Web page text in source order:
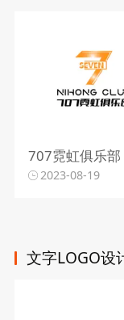
707霓虹俱乐部
2023-08-19
文字LOGO设